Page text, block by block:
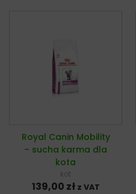
Royal Canin Mobility
– sucha karma dla
kota
kot
139,00 zł z VAT